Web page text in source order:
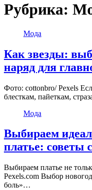
Рубрика:
Мода
Как звезды:
наряд для
Фото: cottonbro/ Pexels
блесткам, пайеткам,
Мода
Выбираем
платье: советы
Выбираем платье не
Pexels.com Выбор
боль»…